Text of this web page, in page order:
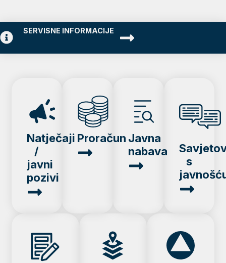
SERVISNE INFORMACIJE
Natječaji
/
javni
pozivi
Proračun Javna
nabava
s